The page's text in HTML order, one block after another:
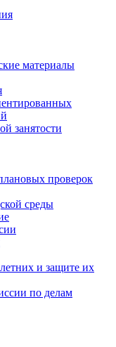
материалы
занятости
проверок
среды
и защите их
по делам